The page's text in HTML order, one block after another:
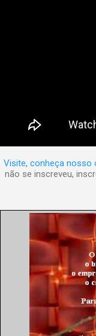
Visite, conheça nosso
não se inscreveu,